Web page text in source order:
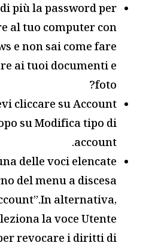
più la password per
al tuo computer con
e non sai come fare
ai tuoi documenti e
foto?
cliccare su Account
su Modifica tipo di
account.
delle voci elencate
del menu a discesa
alternativa,
la voce Utente
revocare i diritti di